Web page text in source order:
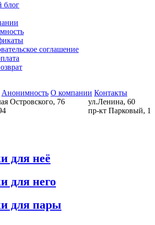
блог
соглашение
Анонимность О компании Контакты
Островского, 76
ул.Ленина, 60
пр-кт Парковый, 1
для неё
для него
для пары